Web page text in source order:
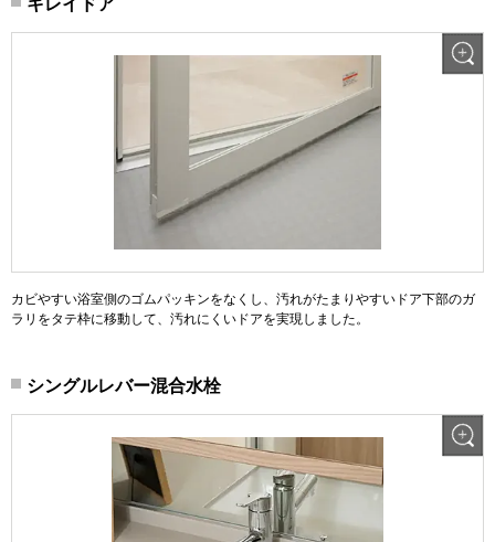
カビやすい浴室側のゴムパッキンをなくし、汚れがたまりやすいドア下部のガ
ラリをタテ枠に移動して、汚れにくいドアを実現しました。
シングルレバー混合水栓